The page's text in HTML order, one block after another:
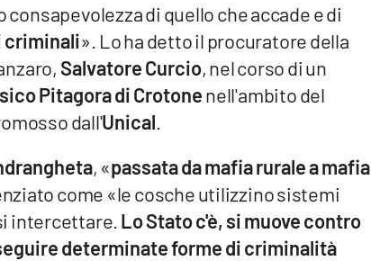
consapevolezza di quello che accade e di
criminali». Lo ha detto il procuratore della
Salvatore Curcio, nel corso di un
Pitagora di Crotonenell'ambito del
dall'Unical
, «passata da mafia rurale a mafia
come «le cosche utilizzino sistemi
intercettare. Lo Stato c'è, si muove contro
determinate forme di criminalità